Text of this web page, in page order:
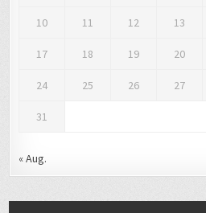
10 11 12 13
17 18 19 20
24 25 26 27
31
« Aug.